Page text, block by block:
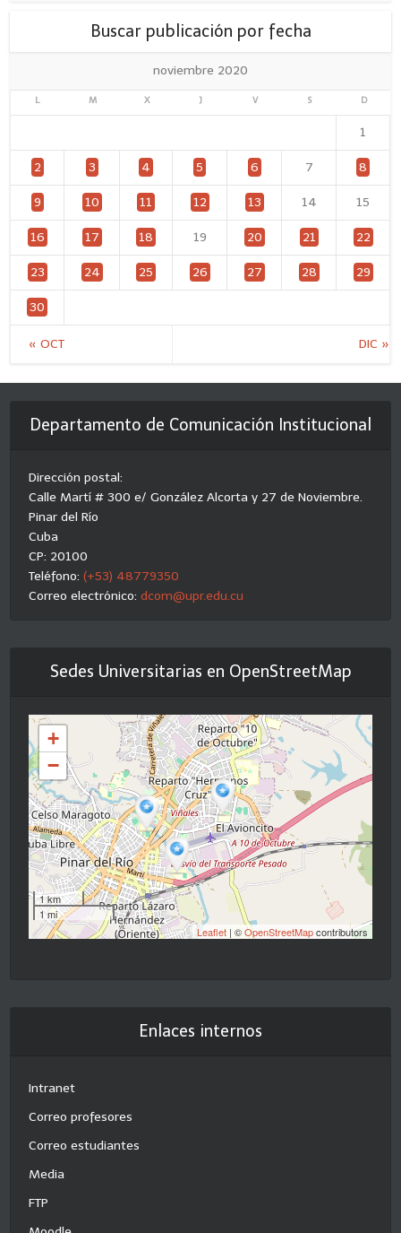
Buscar publicación por fecha
noviembre 2020
L M X J V S D
« OCT DIC »
1
2 3 4 5 6 7 8
9 10 11 12 13 14 15
16 17 18 19 20 21 22
23 24 25 26 27 28 29
30
Departamento de Comunicación Institucional
Dirección postal:
Calle Martí # 300 e/ González Alcorta y 27 de Noviembre.
Pinar del Río
Cuba
CP: 20100
Teléfono:(+53) 48779350
Correo electrónico:dcom@upr.edu.cu
Sedes Universitarias en OpenStreetMap
+
−
1 km
1 mi
Leaflet| ©OpenStreetMapcontributors
Enlaces internos
Intranet
Correo profesores
Correo estudiantes
Media
FTP